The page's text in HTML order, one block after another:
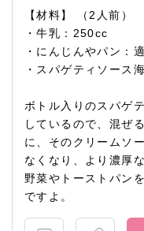
【材料】 （2人前）
・牛乳：250cc
・にんじんやパン：
・スパゲティソース
ボトル入りのスパゲ
しているので、混ぜ
に、そのクリームソ
なくなり、より濃厚
野菜やトーストパン
ですよ。